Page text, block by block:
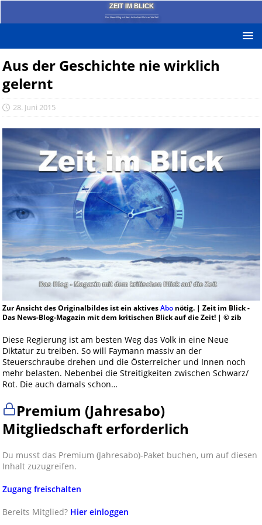
ZEIT IM BLICK
Das News-Blog mit dem kritischen Blick auf die Zeit!
Aus der Geschichte nie wirklich
gelernt
28. Juni 2015
Zur Ansicht des Originalbildes ist ein aktivesAbonötig. | Zeit im Blick -
Das News-Blog-Magazin mit dem kritischen Blick auf die Zeit! | © zib
Diese Regierung ist am besten Weg das Volk in eine Neue
Diktatur zu treiben. So will Faymann massiv an der
Steuerschraube drehen und die Österreicher und Innen noch
mehr belasten. Nebenbei die Streitigkeiten zwischen Schwarz/
Rot. Die auch damals schon…
Premium (Jahresabo)
Mitgliedschaft erforderlich
Du musst das Premium (Jahresabo)-Paket buchen, um auf diesen
Inhalt zuzugreifen.
Zugang freischalten
Bereits Mitglied? Hier einloggen